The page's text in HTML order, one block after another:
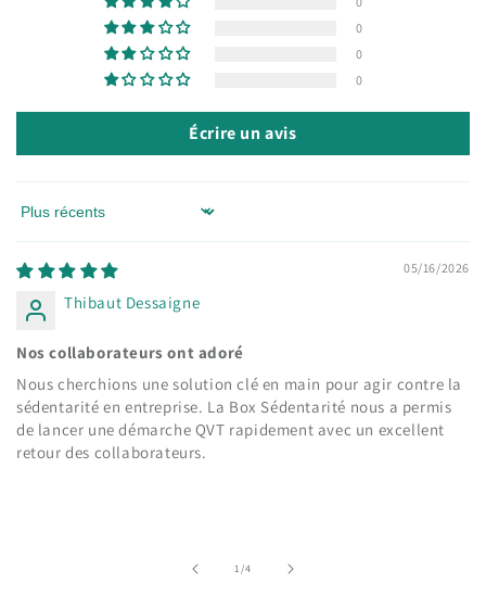
0
0
0
Écrire un avis
Sort by
05/16/2026
Thibaut Dessaigne
Nos collaborateurs ont adoré
Nous cherchions une solution clé en main pour agir contre la
sédentarité en entreprise. La Box Sédentarité nous a permis
de lancer une démarche QVT rapidement avec un excellent
retour des collaborateurs.
1/de
4